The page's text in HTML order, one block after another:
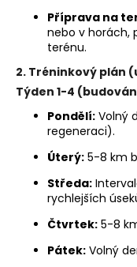
Příprava na
nebo v horách,
terénu.
2. Tréninkový plán
Týden 1-4
Pondělí: Volný
regeneraci).
Úterý: 5-8 km
Středa:
rychlejších
Čtvrtek: 5-8
Pátek: Volný
D
o